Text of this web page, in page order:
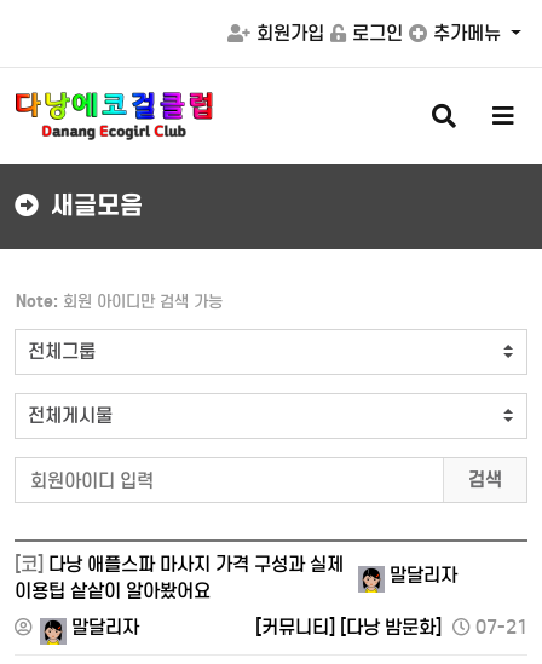
회원가입 로그인 추가메뉴
검
색
버
메
버
새글모음
Note: 회원 아이디만 검색 가능
검색
[코] 다낭 애플스파 마사지 가격 구성과 실제
이용팁 샅샅이 알아봤어요
말달리자
말달리자 [커뮤니티] [다낭 밤문화] 07-21